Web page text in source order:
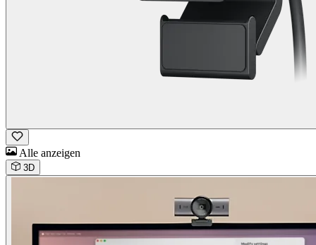
Alle anzeigen
3D